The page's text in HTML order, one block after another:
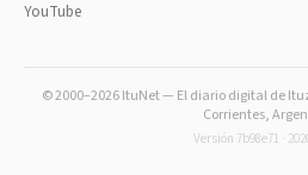
YouTube
© 2000–2026 ItuNet — El diario digital de
Corrientes,
Versión 7b98e71 ·